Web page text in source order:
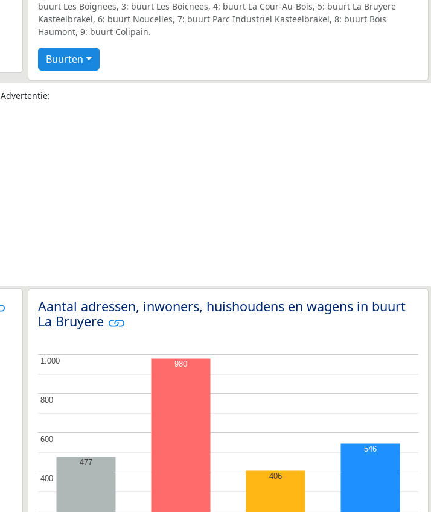
buurt Les Boignees, 3: buurt Les Boicnees, 4: buurt La Cour-Au-Bois, 5: buurt La Bruyere
Kasteelbrakel, 6: buurt Noucelles, 7: buurt Parc Industriel Kasteelbrakel, 8: buurt Bois
Haumont, 9: buurt Colipain.
Buurten
Advertentie:
Aantal adressen, inwoners, huishoudens en wagens in buurt
La Bruyere
400
400
600
600
800
800
1.000
1.000
477
980
406
546